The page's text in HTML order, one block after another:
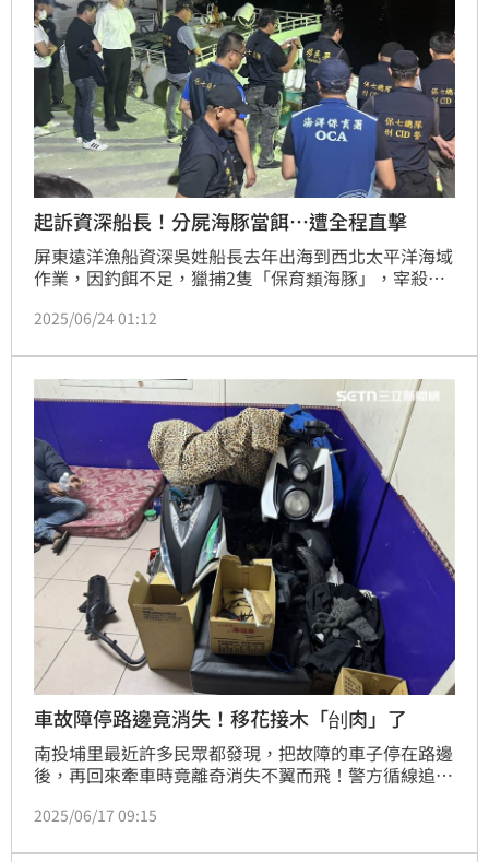
起訴資深船長！分屍海豚當餌…遭全程直擊
屏東遠洋漁船資深吳姓船長去年出海到西北太平洋海域
作業，因釣餌不足，獵捕2隻「保育類海豚」，宰殺分
則丟棄於外海；犯案過程，全被加拿大漁業暨海洋部目
日偵結起訴，因此舉對我國之國際形象造成負面影響，
向法院建請從重量刑。
2025/06/24 01:12
車故障停路邊竟消失！移花接木「刣肉」了
南投埔里最近許多民眾都發現，把故障的車子停在路邊
後，再回來牽車時竟離奇消失不翼而飛！警方循線追查
竟都是印尼籍移工所組成，販售改裝後車輛賣給同鄉使
2025/06/17 09:15